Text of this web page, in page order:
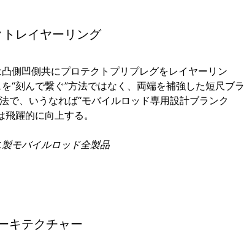
レイヤーリング
側凹側共にプロテクトプリプレグをレイヤーリン
“刻んで繋ぐ”方法ではなく、両端を補強した短尺ブラ
で、いうなれば“モバイルロッド専用設計ブランク
躍的に向上する。
モバイルロッド全製品
キテクチャー